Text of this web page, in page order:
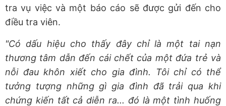
tra vụ việc và một báo cáo sẽ được gửi đến cho
điều tra viên.
"Có dấu hiệu cho thấy đây chỉ là một tai nạn
thương tâm dẫn đến cái chết của một đứa trẻ và
nỗi đau khôn xiết cho gia đình. Tôi chỉ có thể
tưởng tượng những gì gia đình đã trải qua khi
chứng kiến tất cả diễn ra... đó là một tình huống